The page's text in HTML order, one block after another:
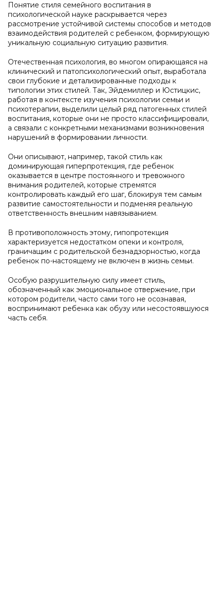
Понятие стиля семейного воспитания в
психологической науке раскрывается через
рассмотрение устойчивой системы способов и методов
взаимодействия родителей с ребенком, формирующую
уникальную социальную ситуацию развития.
Отечественная психология, во многом опирающаяся на
клинический и патопсихологический опыт, выработала
свои глубокие и детализированные подходы к
типологии этих стилей. Так, Эйдемиллер и Юстицкис,
работая в контексте изучения психологии семьи и
психотерапии, выделили целый ряд патогенных стилей
воспитания, которые они не просто классифицировали,
а связали с конкретными механизмами возникновения
нарушений в формировании личности.
Они описывают, например, такой стиль как
доминирующая гиперпротекция, где ребенок
оказывается в центре постоянного и тревожного
внимания родителей, которые стремятся
контролировать каждый его шаг, блокируя тем самым
развитие самостоятельности и подменяя реальную
ответственность внешним навязыванием.
В противоположность этому, гипопротекция
характеризуется недостатком опеки и контроля,
граничащим с родительской безнадзорностью, когда
ребенок по-настоящему не включен в жизнь семьи.
Особую разрушительную силу имеет стиль,
обозначенный как эмоциональное отвержение, при
котором родители, часто сами того не осознавая,
воспринимают ребенка как обузу или несостоявшуюся
часть себя.